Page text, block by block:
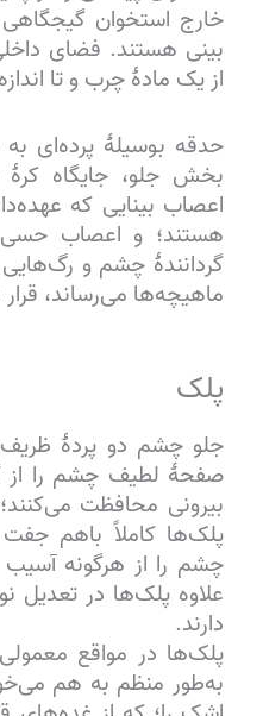
خارج استخوان
بینی هستند. فضای
از یک مادهٔ چرب و تا
حدقه بوسیلهٔ پرده‌ای
بخش جلو، جایگاه
اعصاب بینایی که
هستند؛ و اعصاب
گردانندهٔ چشم و
ماهیچه‌ها می‌رساند، قرار
پلک
جلو چشم دو پردهٔ
صفحهٔ لطیف چشم را از
بیرونی محافظت
پلک‌ها کاملاً باهم جفت
چشم را از هرگونه آسیب
علاوه پلک‌ها در تعدیل
دارند.
پلک‌ها در مواقع
به‌طور منظم به هم